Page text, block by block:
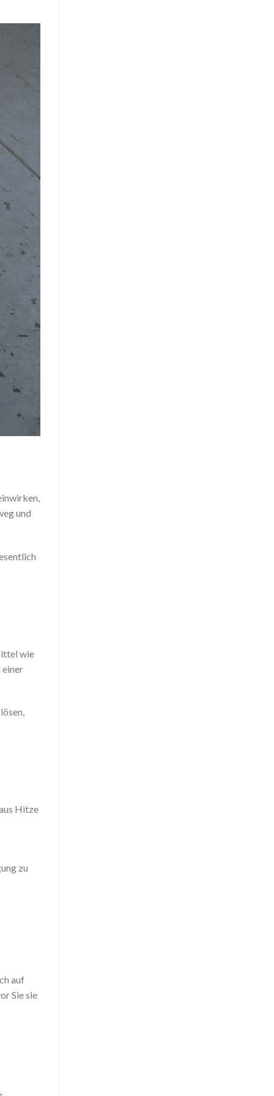
und
wie
einer
Hitze
zu
auf
Sie sie